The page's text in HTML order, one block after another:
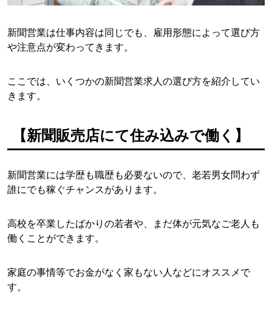
新聞営業は仕事内容は同じでも、雇用形態によって選び方
や注意点が変わってきます。
ここでは、いくつかの新聞営業求人の選び方を紹介してい
きます。
【新聞販売店にて住み込みで働く】
新聞営業には学歴も職歴も必要ないので、老若男女問わず
誰にでも稼ぐチャンスがあります。
高校を卒業したばかりの若者や、まだ体が元気なご老人も
働くことができます。
家庭の事情等でお金がなく家もない人などにオススメで
す。